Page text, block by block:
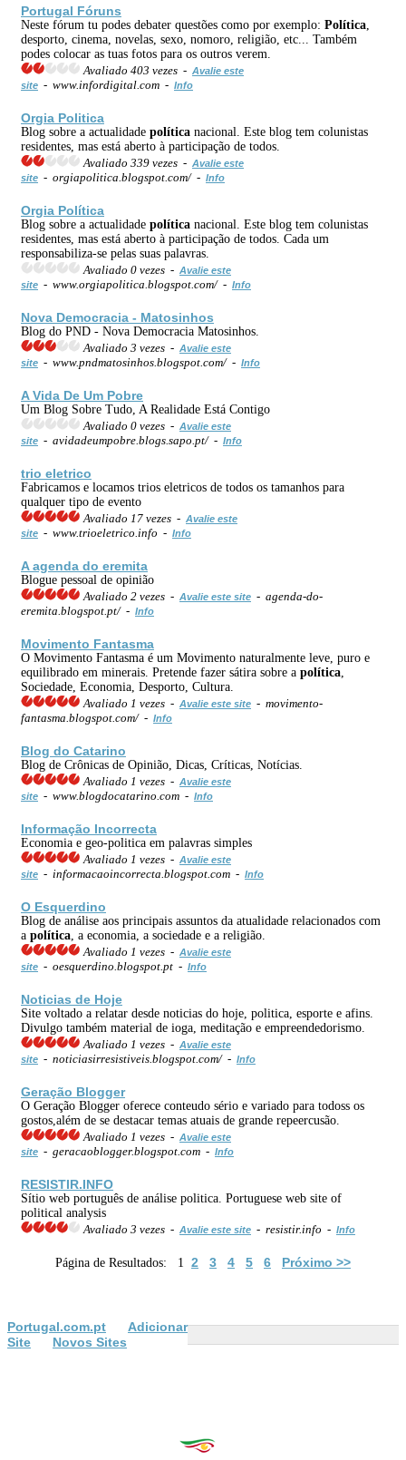
Portugal Fóruns
Neste fórum tu podes debater questões como por exemplo: Política
desporto, cinema, novelas, sexo, nomoro, religião, etc... Também
podes colocar as tuas fotos para os outros verem.
Avaliado 403 vezes - Avalie este
site - www.infordigital.com - Info
Orgia Politica
Blog sobre a actualidade política nacional. Este blog tem colunistas
residentes, mas está aberto à participação de todos.
Avaliado 339 vezes - Avalie este
site - orgiapolitica.blogspot.com/ - Info
Orgia Política
Blog sobre a actualidade política nacional. Este blog tem colunistas
residentes, mas está aberto à participação de todos. Cada um
responsabiliza-se pelas suas palavras.
Avaliado 0 vezes - Avalie este
site - www.orgiapolitica.blogspot.com/ - Info
Nova Democracia - Matosinhos
Blog do PND - Nova Democracia Matosinhos.
Avaliado 3 vezes - Avalie este
site - www.pndmatosinhos.blogspot.com/ - Info
A Vida De Um Pobre
Um Blog Sobre Tudo, A Realidade Está Contigo
Avaliado 0 vezes - Avalie este
site - avidadeumpobre.blogs.sapo.pt/ - Info
trio eletrico
Fabricamos e locamos trios eletricos de todos os tamanhos para
qualquer tipo de evento
Avaliado 17 vezes - Avalie este
site - www.trioeletrico.info - Info
A agenda do eremita
Blogue pessoal de opinião
Avaliado 2 vezes - Avalie este site - agenda-do-
eremita.blogspot.pt/ - Info
Movimento Fantasma
O Movimento Fantasma é um Movimento naturalmente leve, puro e
equilibrado em minerais. Pretende fazer sátira sobre a política
Sociedade, Economia, Desporto, Cultura.
Avaliado 1 vezes - Avalie este site - movimento-
fantasma.blogspot.com/ - Info
Blog do Catarino
Blog de Crônicas de Opinião, Dicas, Críticas, Notícias.
Avaliado 1 vezes - Avalie este
site - www.blogdocatarino.com - Info
Informação Incorrecta
Economia e geo-politica em palavras simples
Avaliado 1 vezes - Avalie este
site - informacaoincorrecta.blogspot.com - Info
O Esquerdino
Blog de análise aos principais assuntos da atualidade relacionados com
a política , a economia, a sociedade e a religião.
Avaliado 1 vezes - Avalie este
site - oesquerdino.blogspot.pt - Info
Noticias de Hoje
Site voltado a relatar desde noticias do hoje, politica, esporte e afins.
Divulgo também material de ioga, meditação e empreendedorismo.
Avaliado 1 vezes - Avalie este
site - noticiasirresistiveis.blogspot.com/ - Info
Geração Blogger
O Geração Blogger oferece conteudo sério e variado para todoss os
gostos,além de se destacar temas atuais de grande repeercusão.
Avaliado 1 vezes - Avalie este
site - geracaoblogger.blogspot.com - Info
RESISTIR.INFO
Sítio web português de análise politica. Portuguese web site of
political analysis
Avaliado 3 vezes - Avalie este site - resistir.info - Info
Página de Resultados: 1 2 3 4 5 6 Próximo >>
Portugal.com.pt
Adicionar
Site
Novos Sites